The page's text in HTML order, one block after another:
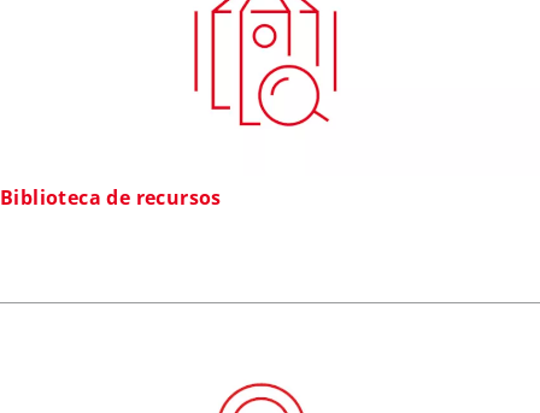
Biblioteca de recursos